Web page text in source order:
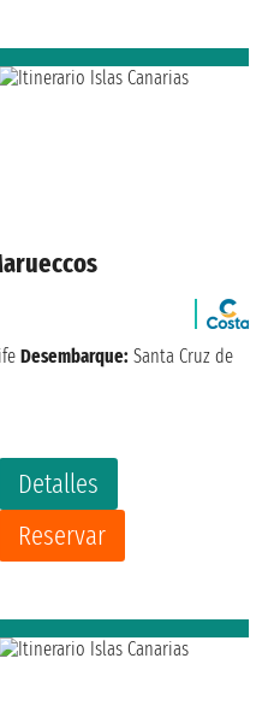
Detalles
Reservar
Desembarque: Santa Cruz de